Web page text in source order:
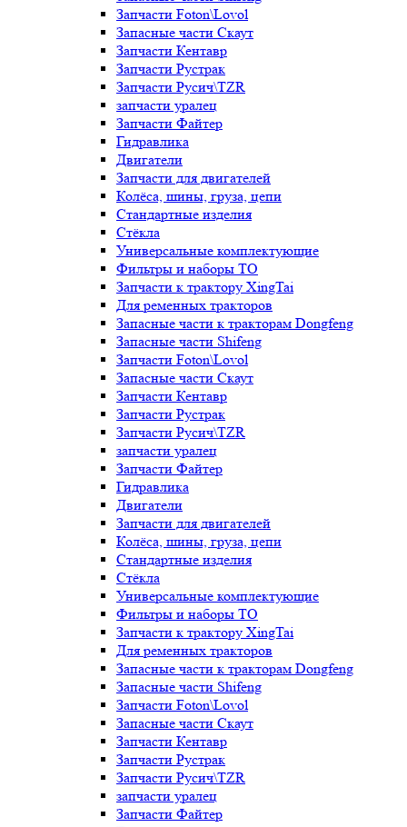
Запчасти Foton\Lovol
Запасные части Скаут
Запчасти Кентавр
Запчасти Рустрак
Запчасти Русич\TZR
запчасти уралец
Запчасти Файтер
Гидравлика
Двигатели
Запчасти для двигателей
Колёса, шины, груза, цепи
Стандартные изделия
Стёкла
Универсальные комплектующие
Фильтры и наборы ТО
Запчасти к трактору XingTai
Для ременных тракторов
Запасные части к тракторам Dongfeng
Запасные части Shifeng
Запчасти Foton\Lovol
Запасные части Скаут
Запчасти Кентавр
Запчасти Рустрак
Запчасти Русич\TZR
запчасти уралец
Запчасти Файтер
Гидравлика
Двигатели
Запчасти для двигателей
Колёса, шины, груза, цепи
Стандартные изделия
Стёкла
Универсальные комплектующие
Фильтры и наборы ТО
Запчасти к трактору XingTai
Для ременных тракторов
Запасные части к тракторам Dongfeng
Запасные части Shifeng
Запчасти Foton\Lovol
Запасные части Скаут
Запчасти Кентавр
Запчасти Рустрак
Запчасти Русич\TZR
запчасти уралец
Запчасти Файтер